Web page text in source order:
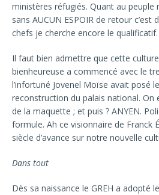
ministères réfugiés. Quant au peuple
sans AUCUN ESPOIR de retour c’est
chefs je cherche encore le qualificatif.
Il faut bien admettre que cette
bienheureuse a commencé avec le
l’infortuné Jovenel Moïse avait posé
reconstruction du palais national. On
de la maquette ; et puis ? ANYEN.
formule. Ah ce visionnaire de Franck
siècle d’avance sur notre nouvelle
Dans tout
Dès sa naissance le GREH a adopté